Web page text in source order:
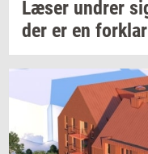
Læser un­drer
der er en